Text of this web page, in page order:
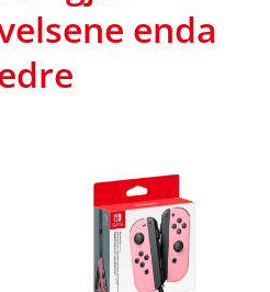
enda